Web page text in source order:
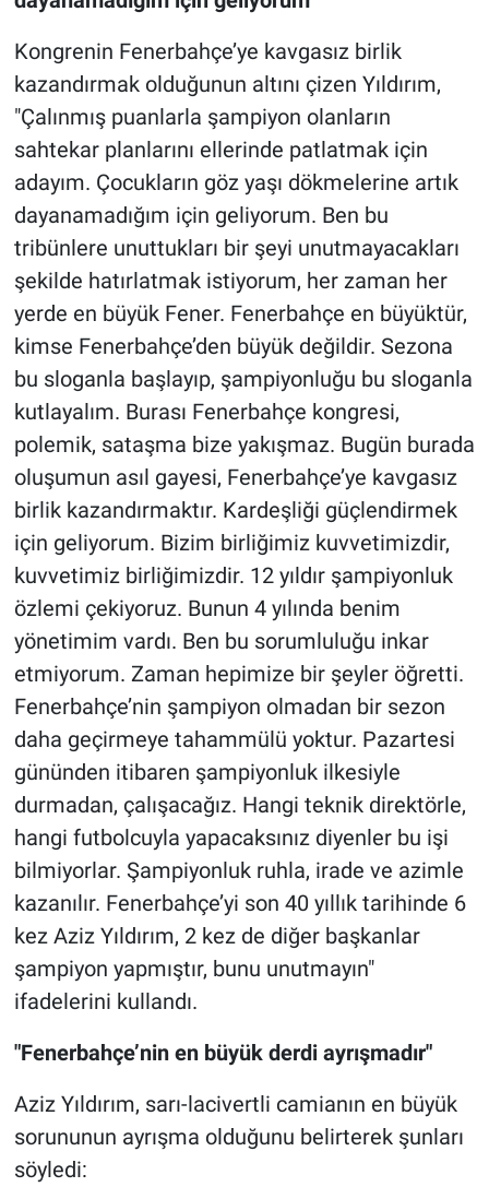
Kongrenin Fenerbahçe’ye kavgasız birlik
kazandırmak olduğunun altını çizen Yıldırım,
"Çalınmış puanlarla şampiyon olanların
sahtekar planlarını ellerinde patlatmak için
adayım. Çocukların göz yaşı dökmelerine artık
dayanamadığım için geliyorum. Ben bu
tribünlere unuttukları bir şeyi unutmayacakları
şekilde hatırlatmak istiyorum, her zaman her
yerde en büyük Fener. Fenerbahçe en büyüktür,
kimse Fenerbahçe’den büyük değildir. Sezona
bu sloganla başlayıp, şampiyonluğu bu sloganla
kutlayalım. Burası Fenerbahçe kongresi,
polemik, sataşma bize yakışmaz. Bugün burada
oluşumun asıl gayesi, Fenerbahçe’ye kavgasız
birlik kazandırmaktır. Kardeşliği güçlendirmek
için geliyorum. Bizim birliğimiz kuvvetimizdir,
kuvvetimiz birliğimizdir. 12 yıldır şampiyonluk
özlemi çekiyoruz. Bunun 4 yılında benim
yönetimim vardı. Ben bu sorumluluğu inkar
etmiyorum. Zaman hepimize bir şeyler öğretti.
Fenerbahçe’nin şampiyon olmadan bir sezon
daha geçirmeye tahammülü yoktur. Pazartesi
gününden itibaren şampiyonluk ilkesiyle
durmadan, çalışacağız. Hangi teknik direktörle,
hangi futbolcuyla yapacaksınız diyenler bu işi
bilmiyorlar. Şampiyonluk ruhla, irade ve azimle
kazanılır. Fenerbahçe’yi son 40 yıllık tarihinde 6
kez Aziz Yıldırım, 2 kez de diğer başkanlar
şampiyon yapmıştır, bunu unutmayın"
ifadelerini kullandı.
"Fenerbahçe’nin en büyük derdi ayrışmadır"
Aziz Yıldırım, sarı-lacivertli camianın en büyük
sorununun ayrışma olduğunu belirterek şunları
söyledi: